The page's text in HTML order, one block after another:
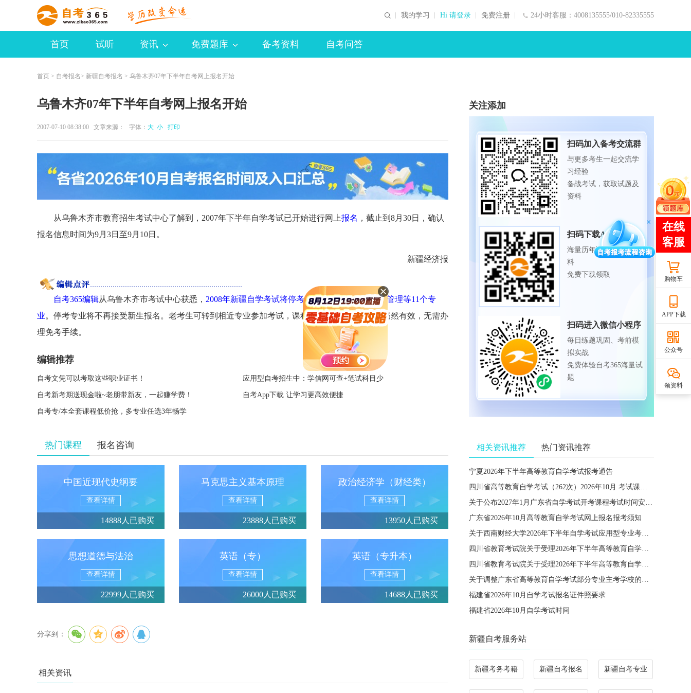
24小时客服：4008135555/010-82335555
我的学习 Hi 请登录 免费注册
首页 试听 资讯 免费题库 备考资料 自考问答
首页 > 自考报名 > 新疆自考报名 > 乌鲁木齐07年下半年自考网上报名开始
乌鲁木齐07年下半年自考网上报名开始
2007-07-10 08:38:00 文章来源： 字体： 大 小 打印
从乌鲁木齐市教育招生考试中心了解到，2007年下半年自学考试已开始进行网上报名 ，截止到8月30日，确认
报名信息时间为9月3日至9月10日。
新疆经济报
自考365编辑从乌鲁木齐市考试中心获悉， 2008年新疆自学考试将停考保险、学前教育和邮电管理等11个专
业。停考专业将不再接受新生报名。老考生可转到相近专业参加考试，课程名称相同的合格证书仍然有效，无需办
理免考手续。
编辑推荐
自考文凭可以考取这些职业证书！ 应用型自考招生中：学信网可查+笔试科目少
自考新考期送现金啦~老朋带新友，一起赚学费！ 自考App下载 让学习更高效便捷
自考专/本全套课程低价抢，多专业任选3年畅学
热门课程 报名咨询
中国近现代史纲要
查看详情
14888人已购买
马克思主义基本原理
查看详情
23888人已购买
政治经济学（财经类）
查看详情
13950人已购买
思想道德与法治
查看详情
22999人已购买
英语（专）
查看详情
26000人已购买
英语（专升本）
查看详情
14688人已购买
分享到：
相关资讯
关注添加
扫码加入备考交流群
与更多考生一起交流学
习经验
备战考试，获取试题及
资料
扫码下载APP
海量历年试题、备考资
料
免费下载领取
扫码进入微信小程序
每日练题巩固、考前模
拟实战
免费体验自考365海量试
题
相关资讯推荐 热门资讯推荐
宁夏2026年下半年高等教育自学考试报考通告
四川省高等教育自学考试（262次）2026年10月 考试课程简表
关于公布2027年1月广东省自学考试开考课程考试时间安排和使用教材的通知
广东省2026年10月高等教育自学考试网上报名报考须知
关于西南财经大学2026年下半年自学考试应用型专业考籍更改办理的通知
四川省教育考试院关于受理2026年下半年高等教育自学考试省际转考申请的通告
四川省教育考试院关于受理2026年下半年高等教育自学考试考籍更改申请的通告
关于调整广东省高等教育自学考试部分专业主考学校的通知
福建省2026年10月自学考试报名证件照要求
福建省2026年10月自学考试时间
新疆自考服务站
新疆考务考籍 新疆自考报名 新疆自考专业
购物车
APP下载
公众号
领资料